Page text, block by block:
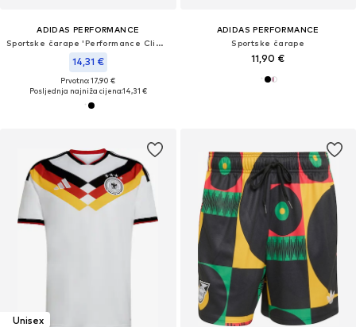
ADIDAS PERFORMANCE
Sportske čarape 'Performance Climacool'
14,31 €
Prvotno: 17,90 €
Posljednja najniža cijena:14,31 €
ADIDAS PERFORMANCE
Sportske čarape
11,90 €
Unisex